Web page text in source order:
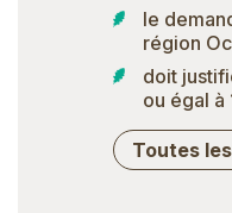
le
région
doit
ou égal à
Toutes